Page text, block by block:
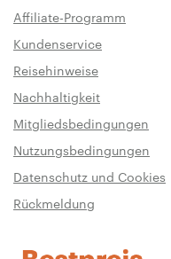
Affiliate-Programm
Kundenservice
Reisehinweise
Nachhaltigkeit
Mitgliedsbedingungen
Nutzungsbedingungen
Datenschutz und Cookies
Rückmeldung